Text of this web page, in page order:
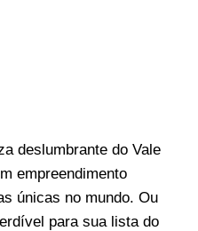
deslumbrante do Vale
empreendimento
únicas no mundo. Ou
para sua lista do